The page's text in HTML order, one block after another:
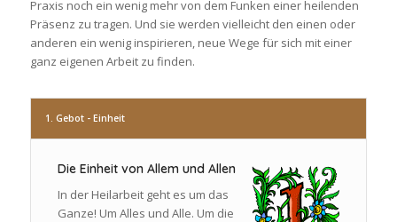
Praxis noch ein wenig mehr von dem Funken einer heilenden
Präsenz zu tragen. Und sie werden vielleicht den einen oder
anderen ein wenig inspirieren, neue Wege für sich mit einer
ganz eigenen Arbeit zu finden.
1. Gebot - Einheit
Die Einheit von Allem und Allen
In der Heilarbeit geht es um das
Ganze! Um Alles und Alle. Um die